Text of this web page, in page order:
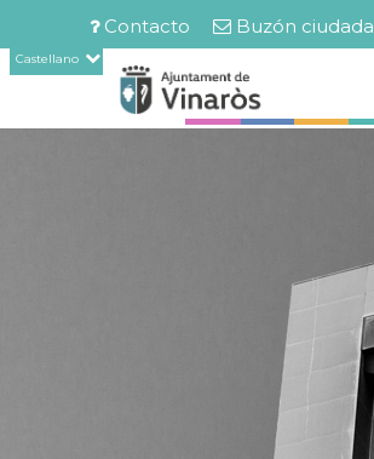
Pasar
al
Documentos
relacionados
Menú
barra
superior
Contacto Buzón
Castellano